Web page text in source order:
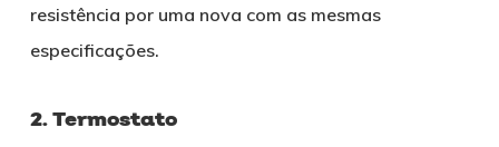
resistência por uma nova com as mesmas
especificações.
2. Termostato